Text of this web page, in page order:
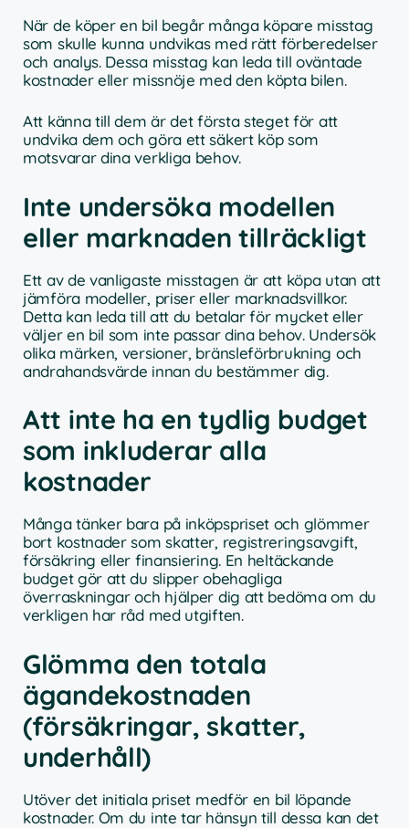
När de köper en bil begår många köpare misstag
som skulle kunna undvikas med rätt förberedelser
och analys. Dessa misstag kan leda till oväntade
kostnader eller missnöje med den köpta bilen.
Att känna till dem är det första steget för att
undvika dem och göra ett säkert köp som
motsvarar dina verkliga behov.
Inte undersöka modellen
eller marknaden tillräckligt
Ett av de vanligaste misstagen är att köpa utan att
jämföra modeller, priser eller marknadsvillkor.
Detta kan leda till att du betalar för mycket eller
väljer en bil som inte passar dina behov. Undersök
olika märken, versioner, bränsleförbrukning och
andrahandsvärde innan du bestämmer dig.
Att inte ha en tydlig budget
som inkluderar alla
kostnader
Många tänker bara på inköpspriset och glömmer
bort kostnader som skatter, registreringsavgift,
försäkring eller finansiering. En heltäckande
budget gör att du slipper obehagliga
överraskningar och hjälper dig att bedöma om du
verkligen har råd med utgiften.
Glömma den totala
ägandekostnaden
(försäkringar, skatter,
underhåll)
Utöver det initiala priset medför en bil löpande
kostnader. Om du inte tar hänsyn till dessa kan det